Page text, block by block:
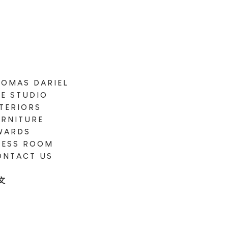
DARIEL
STUDIO
ROOM
US